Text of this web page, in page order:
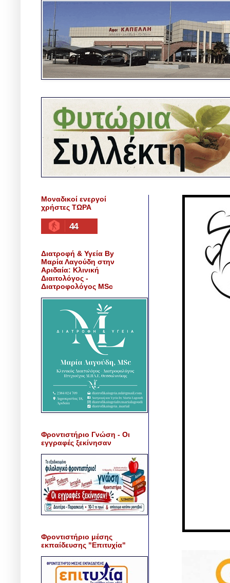
Μοναδικοί ενεργοί
χρήστες ΤΩΡΑ
44
Διατροφή & Υγεία By
Μαρία Λαγούδη στην
Αριδαία: Κλινική
Διαιτολόγος -
Διατροφολόγος MSc
Φροντιστήριο Γνώση - Οι
εγγραφές ξεκίνησαν
Φροντιστήριο μέσης
εκπαίδευσης "Επιτυχία"